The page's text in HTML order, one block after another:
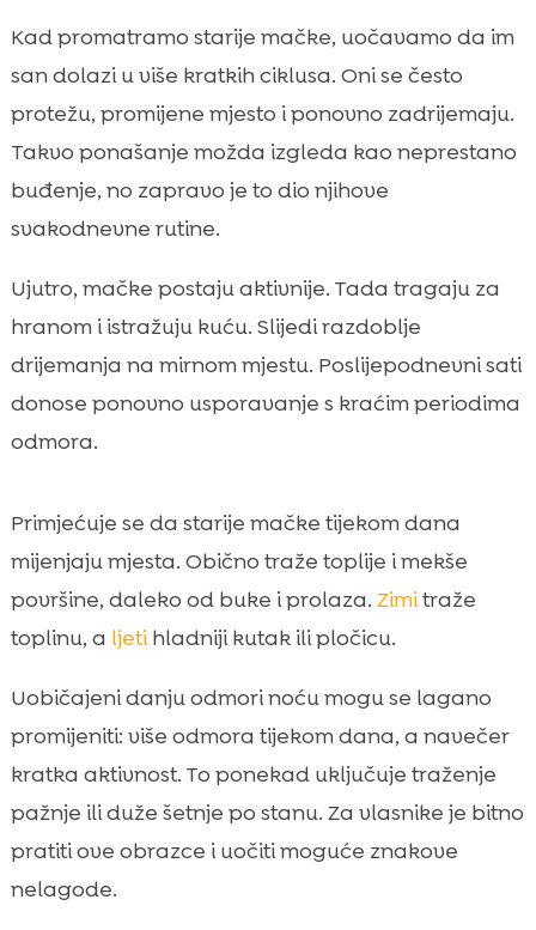
Kad promatramo starije mačke, uočavamo da im
san dolazi u više kratkih ciklusa. Oni se često
protežu, promijene mjesto i ponovno zadrijemaju.
Takvo ponašanje možda izgleda kao neprestano
buđenje, no zapravo je to dio njihove
svakodnevne rutine.
Ujutro, mačke postaju aktivnije. Tada tragaju za
hranom i istražuju kuću. Slijedi razdoblje
drijemanja na mirnom mjestu. Poslijepodnevni sati
donose ponovno usporavanje s kraćim periodima
odmora.
Primjećuje se da starije mačke tijekom dana
mijenjaju mjesta. Obično traže toplije i mekše
površine, daleko od buke i prolaza. Zimitraže
toplinu, a ljetihladniji kutak ili pločicu.
Uobičajeni danju odmori noću mogu se lagano
promijeniti: više odmora tijekom dana, a navečer
kratka aktivnost. To ponekad uključuje traženje
pažnje ili duže šetnje po stanu. Za vlasnike je bitno
pratiti ove obrazce i uočiti moguće znakove
nelagode.